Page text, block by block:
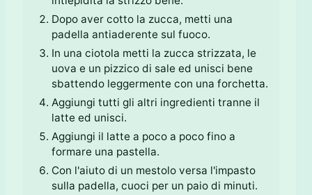
Dopo aver cotto la zucca, metti una
padella antiaderente sul fuoco.
In una ciotola metti la zucca strizzata, le
uova e un pizzico di sale ed unisci bene
sbattendo leggermente con una forchetta.
Aggiungi tutti gli altri ingredienti tranne il
latte ed unisci.
Aggiungi il latte a poco a poco fino a
formare una pastella.
Con l'aiuto di un mestolo versa l'impasto
sulla padella, cuoci per un paio di minuti.